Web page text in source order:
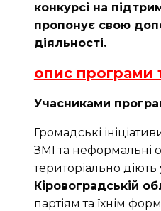
конкурсі на
пропонує свою
діяльності.
опис програми
Учасниками
Громадські
ЗМІ та неформальні
територіально діють
Кіровоградській
партіям та їхнім